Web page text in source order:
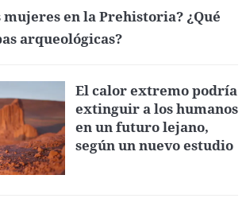
mujeres en la Prehistoria? ¿Qué
arqueológicas?
El calor extremo podría
extinguir a los humanos
en un futuro lejano,
según un nuevo estudio